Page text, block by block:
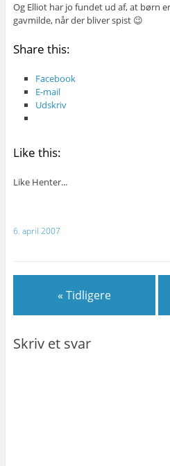
Og Elliot har jo fundet ud af, at børn
gavmilde, når der bliver spist 😉
Share this:
Facebook
E-mail
Udskriv
Like this:
Like Henter...
6. april 2007
« Tidligere
Skriv et svar